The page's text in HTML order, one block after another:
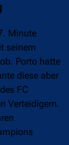
Minute
seinem
Porto hatte
diese aber
FC
Verteidigern.